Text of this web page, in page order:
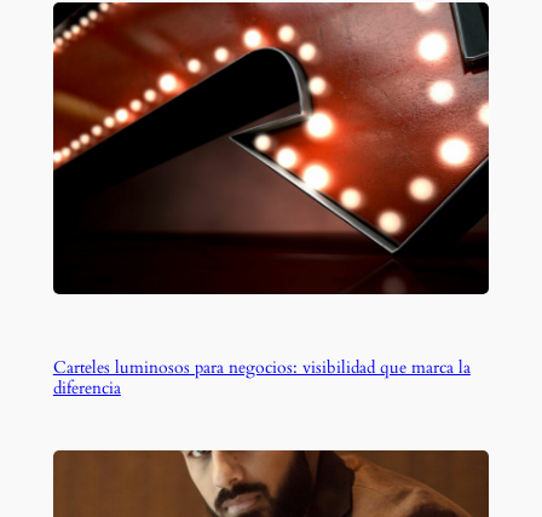
Carteles luminosos para negocios: visibilidad que marca la
diferencia